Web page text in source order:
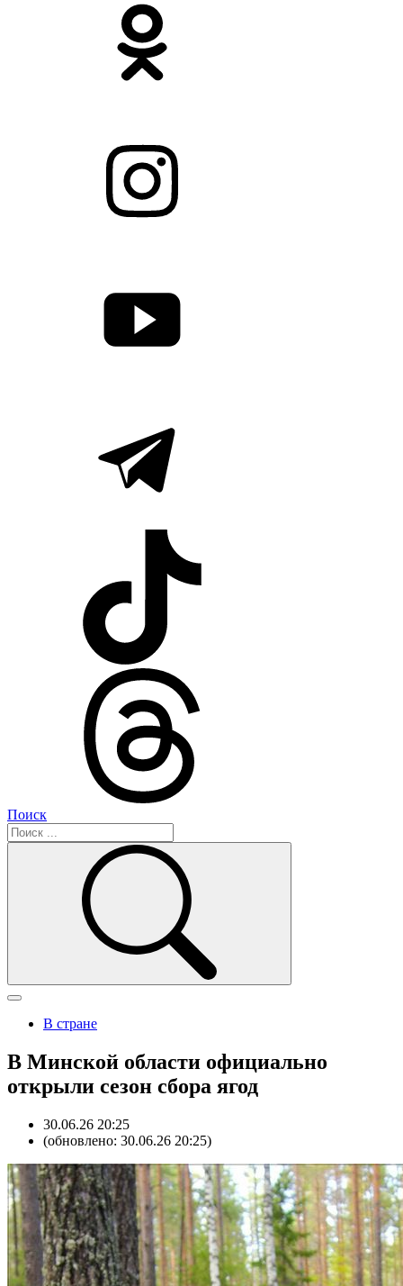
Поиск
В стране
В Минской области официально
открыли сезон сбора ягод
30.06.26 20:25
(обновлено: 30.06.26 20:25)